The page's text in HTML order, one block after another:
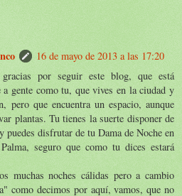
16 de mayo de 2013 a las 17:20
por seguir este blog, que está
a gente como tu, que vives en la ciudad y
pero que encuentra un espacio, aunque
plantas. Tu tienes la suerte disponer de
puedes disfrutar de tu Dama de Noche en
seguro que como tu dices estará
muchas noches cálidas pero a cambio
como decimos por aquí, vamos, que no